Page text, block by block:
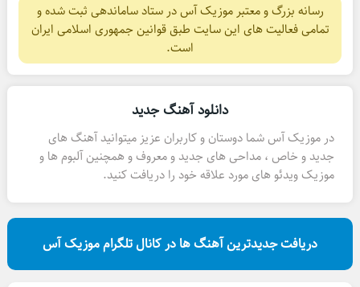
رسانه بزرگ و معتبر موزیک آس در ستاد ساماندهی ثبت شده و
تمامی فعالیت های این سایت طبق قوانین جمهوری اسلامی ایران
است.
دانلود آهنگ جدید
در موزیک آس شما دوستان و کاربران عزیز میتوانید آهنگ های
جدید و خاص ، مداحی های جدید و معروف و همچنین آلبوم ها و
موزیک ویدئو های مورد علاقه خود را دریافت کنید.
دریافت جدیدترین آهنگ ها در کانال تلگرام موزیک آس